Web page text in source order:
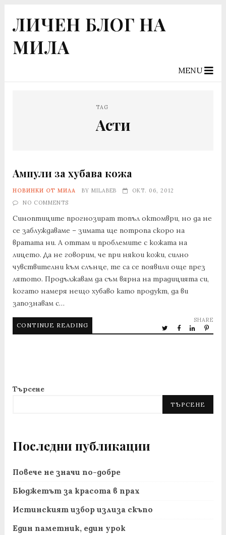
ЛИЧЕН БЛОГ НА
МИЛА
MENU
TAG
Асти
Ампули за хубава кожа
НОВИНКИ ОТ МИЛА BY MILABEB
ОКТ. 06, 2012
NO COMMENTS
Синоптиците прогнозират топъл октомври, но да не
се заблуждаваме – зимата ще потропа скоро на
вратата ни. А оттам и проблемите с кожата на
лицето. Да не говорим, че при някои кожи, силно
чувствителни към слънце, те са се появили още през
лятото. Продължавам да съм вярна на традицията си,
когато намеря нещо хубаво като продукт, да ви
запознавам с…
CONTINUE READING
SHARE
Търсене
ТЪРСЕНЕ
Последни публикации
Повече не значи по-добре
Бюджетът за красота в прах
Истинският избор излиза скъпо
Един паметник, един урок